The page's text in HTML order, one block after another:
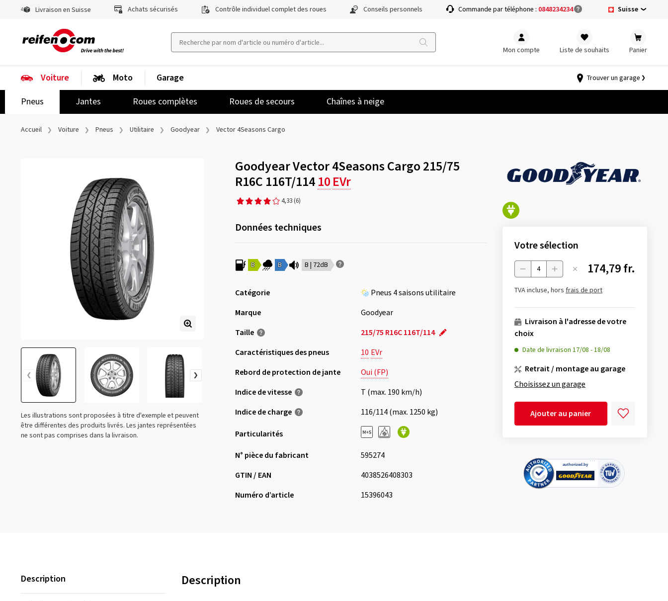
Livraison en Suisse Achats sécurisés Contrôle individuel complet des roues Conseils personnels Commande par téléphone : 0848234234 Suisse
Mon compte Liste de souhaits Panier
Voiture
Pneus
Jantes Roues complètes Roues de secours Chaînes à neige
Moto Garage Trouver un garage
Accueil Voiture Pneus Utilitaire Goodyear Vector 4Seasons Cargo
Les illustrations sont proposées à titre d'exemple et peuvent
être différentes des produits livrés. Les jantes représentées
ne sont pas comprises dans la livraison.
Goodyear Vector 4Seasons Cargo 215/75
R16C 116T/11410EVr
4,33 (6)
Données techniques
B B B | 72dB
Catégorie
Pneus 4 saisons utilitaire
Marque
Goodyear
Taille
215/75 R16C 116T/114
Caractéristiques des pneus
10 EVr
Rebord de protection de jante
Oui (FP)
Indice de vitesse
T (max. 190 km/h)
Indice de charge
116/114 (max. 1250 kg)
Particularités
N° pièce du fabricant
595274
GTIN / EAN
4038526408303
Numéro d’article
15396043
Votre sélection
Menge 174,79 fr.
TVA incluse, hors frais de port
Livraison à l'adresse de votre
choix
Date de livraison 17/08 -18/08
Retrait / montage au garage
Choisissez un garage
Ajouter au panier
Description Description